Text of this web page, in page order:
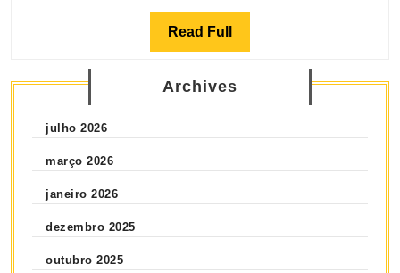
Read Full
Archives
julho 2026
março 2026
janeiro 2026
dezembro 2025
outubro 2025